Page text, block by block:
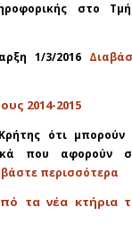
στο
1/3/2016
2014-2015
ότι μπορούν
που αφορούν
περισσότερα
τα νέα κτήρια